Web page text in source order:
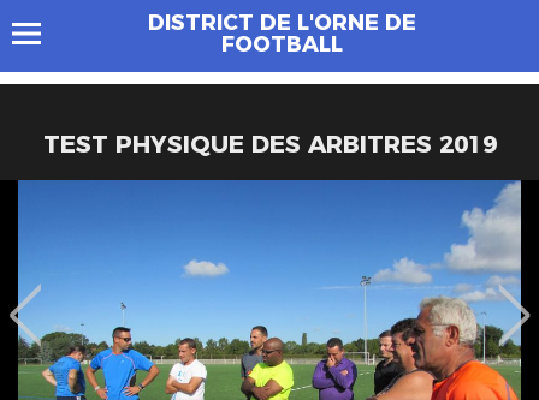
DISTRICT DE L'ORNE DE
FOOTBALL
TEST PHYSIQUE DES ARBITRES 2019